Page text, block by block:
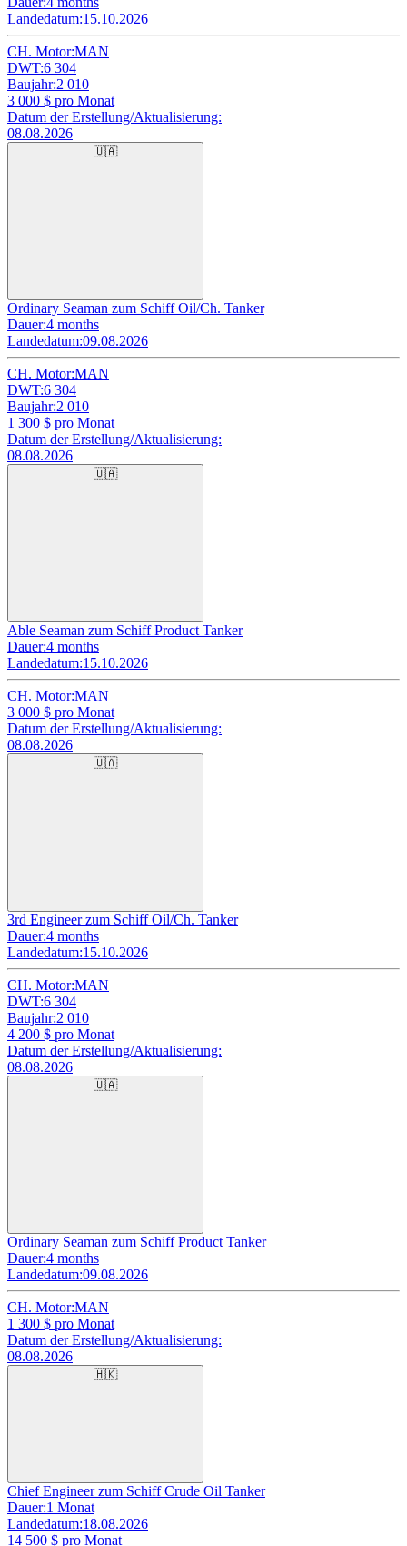
Landedatum:15.10.2026
CH. Motor:MAN
DWT:6 304
Baujahr:2 010
3 000 $ pro Monat
Datum der Erstellung/Aktualisierung:
08.08.2026
🇺🇦
Ordinary Seaman zum Schiff Oil/Ch. Tanker
Dauer:4 months
Landedatum:09.08.2026
CH. Motor:MAN
DWT:6 304
Baujahr:2 010
1 300 $ pro Monat
Datum der Erstellung/Aktualisierung:
08.08.2026
🇺🇦
Able Seaman zum Schiff Product Tanker
Dauer:4 months
Landedatum:15.10.2026
CH. Motor:MAN
3 000 $ pro Monat
Datum der Erstellung/Aktualisierung:
08.08.2026
🇺🇦
3rd Engineer zum Schiff Oil/Ch. Tanker
Dauer:4 months
Landedatum:15.10.2026
CH. Motor:MAN
DWT:6 304
Baujahr:2 010
4 200 $ pro Monat
Datum der Erstellung/Aktualisierung:
08.08.2026
🇺🇦
Ordinary Seaman zum Schiff Product Tanker
Dauer:4 months
Landedatum:09.08.2026
CH. Motor:MAN
1 300 $ pro Monat
Datum der Erstellung/Aktualisierung:
08.08.2026
🇭🇰
Chief Engineer zum Schiff Crude Oil Tanker
Dauer:1 Monat
Landedatum:18.08.2026
14 500 $ pro Monat